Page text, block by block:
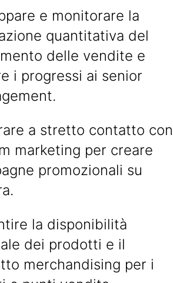
e monitorare la
quantitativa del
delle vendite e
i progressi ai senior
a stretto contatto con
marketing per creare
promozionali su
la disponibilità
dei prodotti e il
merchandising per i